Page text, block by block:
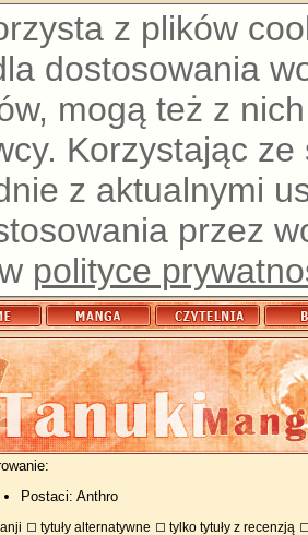
z plików
dostosowania
mogą też z
Korzystając
z aktualnymi
przez
polityce
Postaci: Anthro
tytuły alternatywne tylko tytuły z recenzją